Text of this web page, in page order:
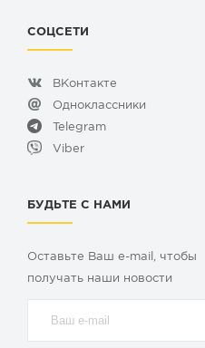
СОЦСЕТИ
ВКонтакте
Одноклассники
Telegram
Viber
БУДЬТЕ С НАМИ
Оставьте Ваш e-mail, чтобы
получать наши новости